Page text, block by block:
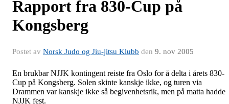
Rapport fra 830-Cup på
Kongsberg
Postet av Norsk Judo og Jiu-jitsu Klubb den 9. nov 2005
En brukbar NJJK kontingent reiste fra Oslo for å delta i årets 830-
Cup på Kongsberg. Solen skinte kanskje ikke, og turen via
Drammen var kanskje ikke så begivenhetsrik, men på matta hadde
NJJK fest.